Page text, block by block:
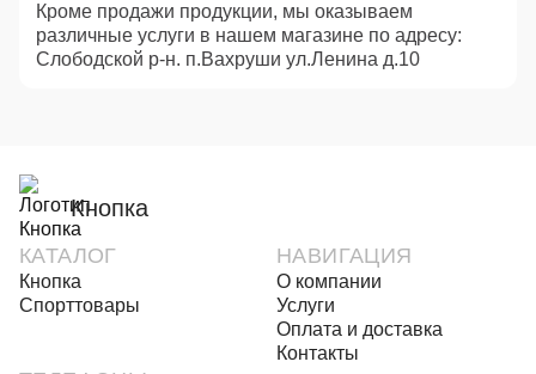
Кроме продажи продукции, мы оказываем
различные услуги в нашем магазине по адресу:
Слободской р-н. п.Вахруши ул.Ленина д.10
Кнопка
КАТАЛОГ
Кнопка
Спорттовары
НАВИГАЦИЯ
О компании
Услуги
Оплата и доставка
Контакты